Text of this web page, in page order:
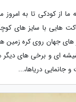
از کودکی تا به
هایی با سایز های
جهان روی کره زمین
ای و برخی های دیگر
دریاها،...